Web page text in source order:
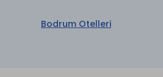
Bodrum Otelleri